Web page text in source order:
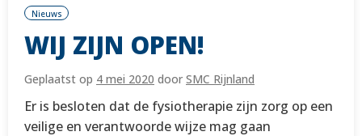
Nieuws
WIJ ZIJN OPEN!
Geplaatst op 4 mei 2020 door SMC Rijnland
Er is besloten dat de fysiotherapie zijn zorg op een
veilige en verantwoorde wijze mag gaan